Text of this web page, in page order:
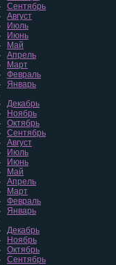
Сентябрь
Август
Июль
Июнь
Май
Апрель
Март
Февраль
Январь
Декабрь
Ноябрь
Октябрь
Сентябрь
Август
Июль
Июнь
Май
Апрель
Март
Февраль
Январь
Декабрь
Ноябрь
Октябрь
Сентябрь